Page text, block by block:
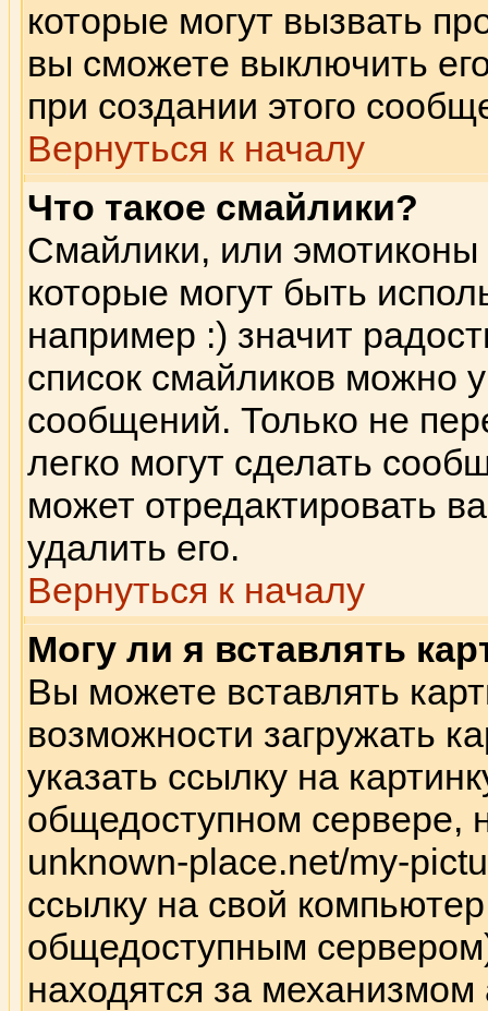
которые могут вызвать
вы сможете выключить
при создании этого
Вернуться к началу
Что такое смайлики?
Смайлики, или
которые могут быть
например :) значит
список смайликов можно
сообщений. Только не
легко могут сделать
может отредактировать
удалить его.
Вернуться к началу
Могу ли я вставлять
Вы можете вставлять
возможности загружать
указать ссылку на
общедоступном сервере,
unknown-place.net/my-
ссылку на свой
общедоступным
находятся за